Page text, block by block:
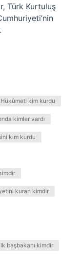
Türk Kurtuluş
kim kurdu
kimler vardı
kim kurdu
kuran kimdir
başbakanı kimdir